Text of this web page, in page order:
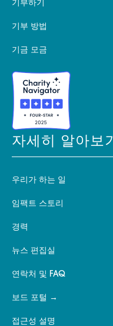
기부하기
기부 방법
기금 모금
자세히 알아보기
우리가 하는 일
임팩트 스토리
경력
뉴스 편집실
연락처 및 FAQ
보드 포털
접근성 설명